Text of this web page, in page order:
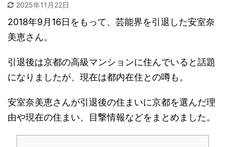
2025年11月22日
2018年9月16日をもって、芸能界を引退した安室奈
美恵さん。
引退後は京都の高級マンションに住んでいると話題
になりましたが、現在は都内在住との噂も。
安室奈美恵さんが引退後の住まいに京都を選んだ理
由や現在の住まい、目撃情報などをまとめました。